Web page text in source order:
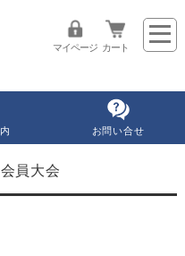
マイページ カート
お問い合せ
員大会